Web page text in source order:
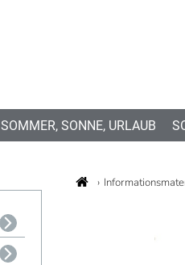
SOMMER, SONNE, URLAUB